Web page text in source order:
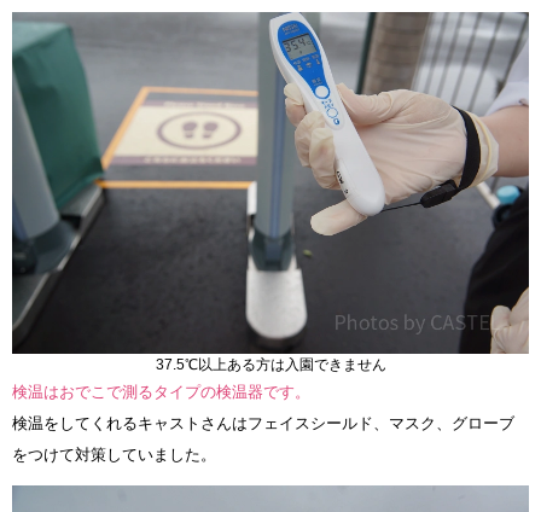
37.5℃以上ある方は入園できません
検温はおでこで測るタイプの検温器です。
検温をしてくれるキャストさんはフェイスシールド、マスク、グローブ
をつけて対策していました。